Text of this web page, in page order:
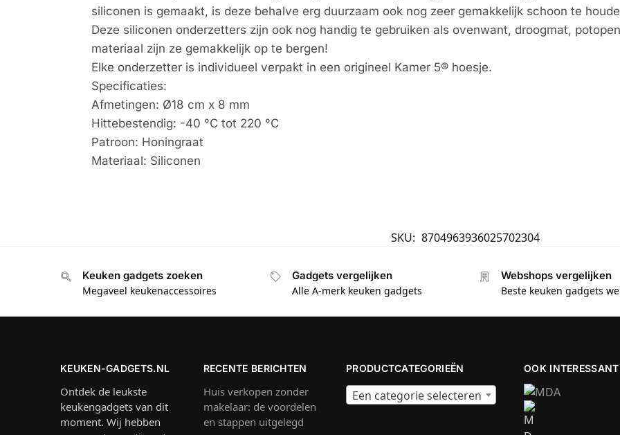
siliconen is gemaakt, is deze behalve erg duurzaam ook nog zeer gemakkelijk schoon te
Deze siliconen onderzetters zijn ook nog handig te gebruiken als ovenwant, droogmat,
materiaal zijn ze gemakkelijk op te bergen!
Elke onderzetter is individueel verpakt in een origineel Kamer 5® hoesje.
Specificaties:
Afmetingen: Ø18 cm x 8 mm
Hittebestendig: -40 °C tot 220 °C
Patroon: Honingraat
Materiaal: Siliconen
SKU: 8704963936025702304
Keuken gadgets zoeken
Megaveel keukenaccessoires
Gadgets vergelijken
Alle A-merk keuken gadgets
Webshops vergelijken
Beste keuken gadgets
KEUKEN-GADGETS.NL
Ontdek de leukste
keukengadgets van dit
moment. Wij hebben
RECENTE BERICHTEN
Huis verkopen zonder
makelaar: de voordelen
en stappen uitgelegd
PRODUCTCATEGORIEËN
Een categorie selecteren
OOK INTERESSANT